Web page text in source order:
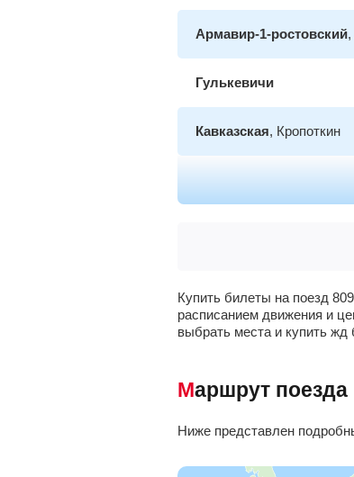
Армавир-1-ростовский
Гулькевичи
Кавказская, Кропоткин
Ростов-Главный ,
Купить билеты на поезд
расписанием движения и
выбрать места и купить жд
Маршрут поезда
Ниже представлен